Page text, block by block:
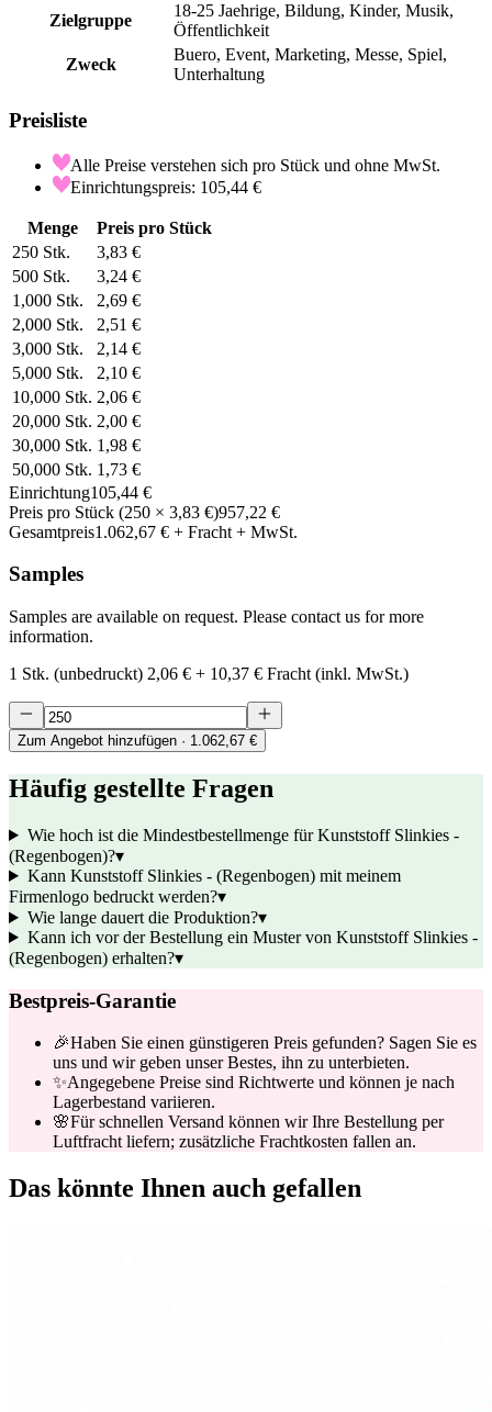
Zielgruppe
18-25 Jaehrige, Bildung, Kinder, Musik,
Öffentlichkeit
Zweck
Buero, Event, Marketing, Messe, Spiel,
Unterhaltung
Preisliste
Alle Preise verstehen sich pro Stück und ohne MwSt.
Einrichtungspreis: 105,44 €
Menge
Preis pro Stück
250 Stk.
3,83 €
500 Stk.
3,24 €
1,000 Stk.
2,69 €
2,000 Stk.
2,51 €
3,000 Stk.
2,14 €
5,000 Stk.
2,10 €
10,000 Stk. 2,06 €
20,000 Stk. 2,00 €
30,000 Stk. 1,98 €
50,000 Stk. 1,73 €
Einrichtung105,44 €
Preis pro Stück (250 × 3,83 €)957,22 €
Gesamtpreis1.062,67 € + Fracht + MwSt.
Samples
Samples are available on request. Please contact us for more
information.
1 Stk. (unbedruckt) 2,06 € + 10,37 € Fracht (inkl. MwSt.)
Zum Angebot hinzufügen · 1.062,67 €
Häufig gestellte Fragen
Wie hoch ist die Mindestbestellmenge für Kunststoff Slinkies -
(Regenbogen)?▾
Kann Kunststoff Slinkies - (Regenbogen) mit meinem
Firmenlogo bedruckt werden?▾
Wie lange dauert die Produktion?▾
Kann ich vor der Bestellung ein Muster von Kunststoff Slinkies -
(Regenbogen) erhalten?▾
Bestpreis-Garantie
🎉Haben Sie einen günstigeren Preis gefunden? Sagen Sie es
uns und wir geben unser Bestes, ihn zu unterbieten.
✨Angegebene Preise sind Richtwerte und können je nach
Lagerbestand variieren.
🌸Für schnellen Versand können wir Ihre Bestellung per
Luftfracht liefern; zusätzliche Frachtkosten fallen an.
Das könnte Ihnen auch gefallen